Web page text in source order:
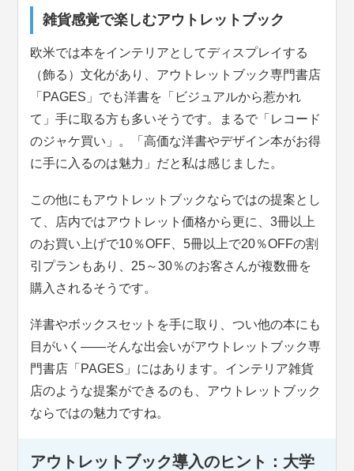
雑貨感覚で楽しむアウトレットブック
欧米では本をインテリアとしてディスプレイする
（飾る）文化があり、アウトレットブック専門書店
「PAGES」でも洋書を「ビジュアルから惹かれ
て」手に取る方も多いそうです。まるで「レコード
のジャケ買い」。「高価な洋書やデザイン本がお得
に手に入るのは魅力」だと私は感じました。
この他にもアウトレットブックならではの提案とし
て、店内ではアウトレット価格から更に、3冊以上
のお買い上げで10％OFF、5冊以上で20％OFFの割
引プランもあり、25～30％のお客さんが複数冊を
購入されるそうです。
洋書やボックスセットを手に取り、つい他の本にも
目がいく――そんな出会いがアウトレットブック専
門書店「PAGES」にはあります。インテリア雑貨
店のような提案ができるのも、アウトレットブック
ならではの魅力ですね。
アウトレットブック導入のヒント：大学